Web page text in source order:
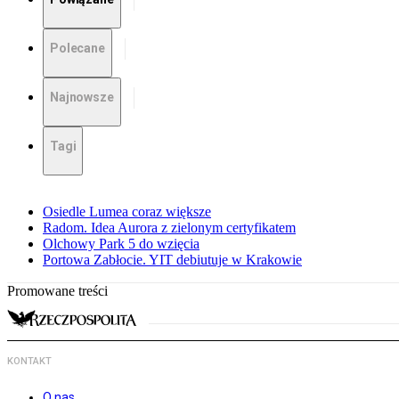
Polecane
Najnowsze
Tagi
Osiedle Lumea coraz większe
Radom. Idea Aurora z zielonym certyfikatem
Olchowy Park 5 do wzięcia
Portowa Zabłocie. YIT debiutuje w Krakowie
Promowane treści
KONTAKT